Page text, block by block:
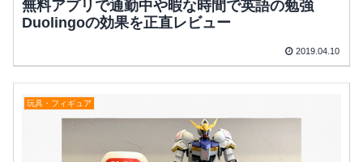
無料アプリで通勤中や暇な時間で英語の勉強
Duolingoの効果を正直レビュー
2019.04.10
玩具・フィギュア